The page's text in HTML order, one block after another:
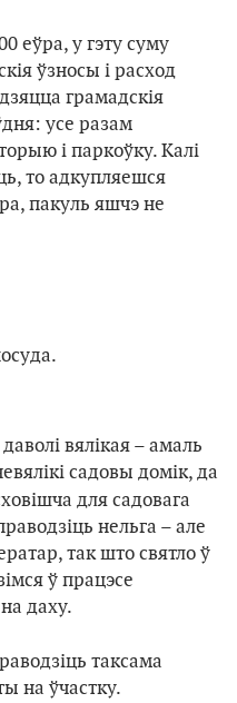
еўра, у гэту суму
ўзносы і расход
грамадскія
усе разам
і паркоўку. Калі
то адкупляешся
пакуль яшчэ не
вялікая – амаль
садовы домік, да
для садовага
нельга – але
так што святло ў
ў працэсе
даху.
таксама
на ўчастку.